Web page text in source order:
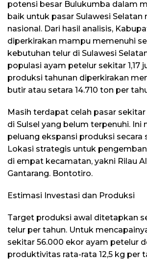
potensi besar Bulukumba dalam
baik untuk pasar Sulawesi Selatan
nasional. Dari hasil analisis,
diperkirakan mampu memenuhi
kebutuhan telur di Sulawesi
populasi ayam petelur sekitar 1,17
produksi tahunan diperkirakan
butir atau setara 14.710 ton per
Masih terdapat celah pasar sekitar
di Sulsel yang belum terpenuhi. Ini
peluang ekspansi produksi secara
Lokasi strategis untuk
di empat kecamatan, yakni Rilau
Gantarang. Bontotiro.
Estimasi Investasi dan Produksi
Target produksi awal ditetapkan
telur per tahun. Untuk
sekitar 56.000 ekor ayam petelur
produktivitas rata-rata 12,5 kg per